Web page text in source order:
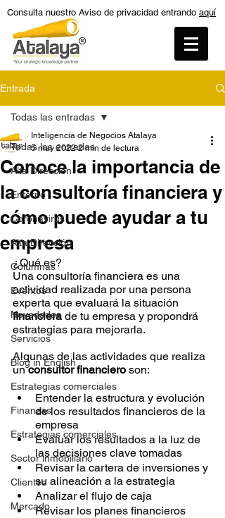
Consulta nuestro Aviso de privacidad entrando aquí
Entrada
Todas las entradas
Alta Dirección
Entorno
Coronavirus
Alta Dirección
Columnas
Eventos
Novedades
Servicios
Blog in English
Estrategias comerciales
Finanzas
Estrategias comerciales
Sector inmobiliario
Clientes
Mercado
Todas las entradas
Conoce la importancia de
la consultoría financiera y
cómo puede ayudar a tu
empresa
Inteligencia de Negocios Atalaya
5 may 2022 2 min de lectura
¿Qué es?
Una consultoría financiera es una
actividad realizada por una persona
experta que evaluará la situación
financiera de tu empresa y propondrá
estrategias para mejorarla.
Algunas de las actividades que realiza
un consultor financiero son:
Entender la estructura y evolución
de los resultados financieros de la
empresa
Evaluar los resultados a la luz de
las decisiones clave tomadas
Revisar la cartera de inversiones y
su alineación a la estrategia
Analizar el flujo de caja
Revisar los planes financieros